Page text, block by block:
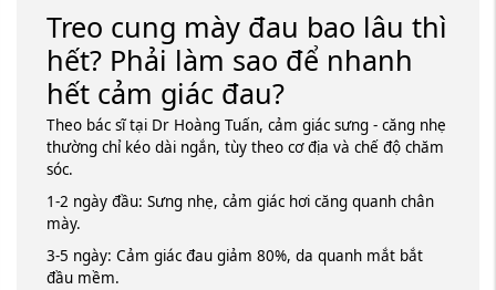
Treo cung mày đau bao lâu thì
hết? Phải làm sao để nhanh
hết cảm giác đau?
Theo bác sĩ tại Dr Hoàng Tuấn, cảm giác sưng - căng nhẹ
thường chỉ kéo dài ngắn, tùy theo cơ địa và chế độ chăm
sóc.
1-2 ngày đầu: Sưng nhẹ, cảm giác hơi căng quanh chân
mày.
3-5 ngày: Cảm giác đau giảm 80%, da quanh mắt bắt
đầu mềm.